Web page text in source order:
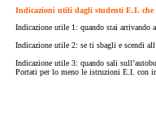
Indicazioni utili dagli studenti E.I. che
Indicazione utile 1: quando stai arrivando
Indicazione utile 2: se ti sbagli e scendi
Indicazione utile 3: quando sali
Portati per lo meno le istruzioni E.I. con